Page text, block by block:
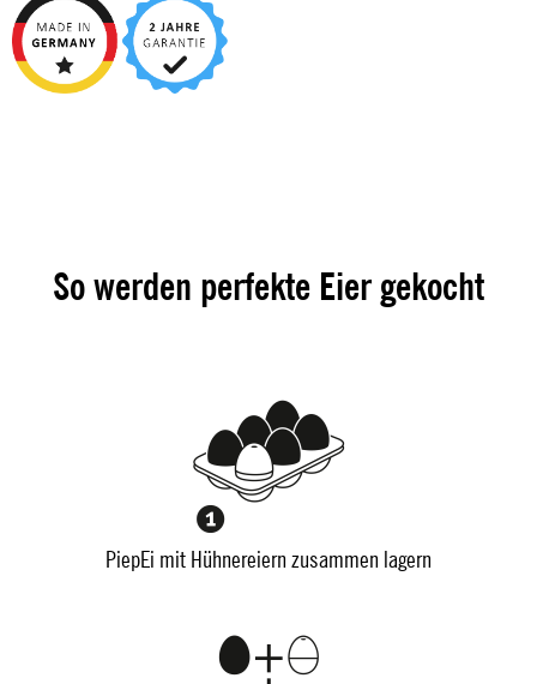
So werden perfekte Eier gekocht
PiepEi mit Hühnereiern zusammen lagern